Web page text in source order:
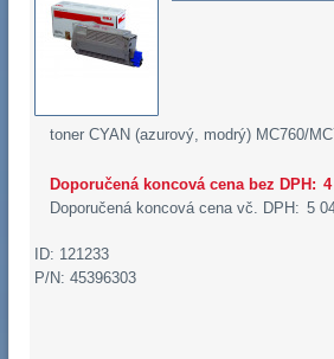
toner CYAN (azurový, modrý) MC760/
Doporučená koncová cena bez DPH:
Doporučená koncová cena vč. DPH: 5
ID: 121233
P/N: 45396303